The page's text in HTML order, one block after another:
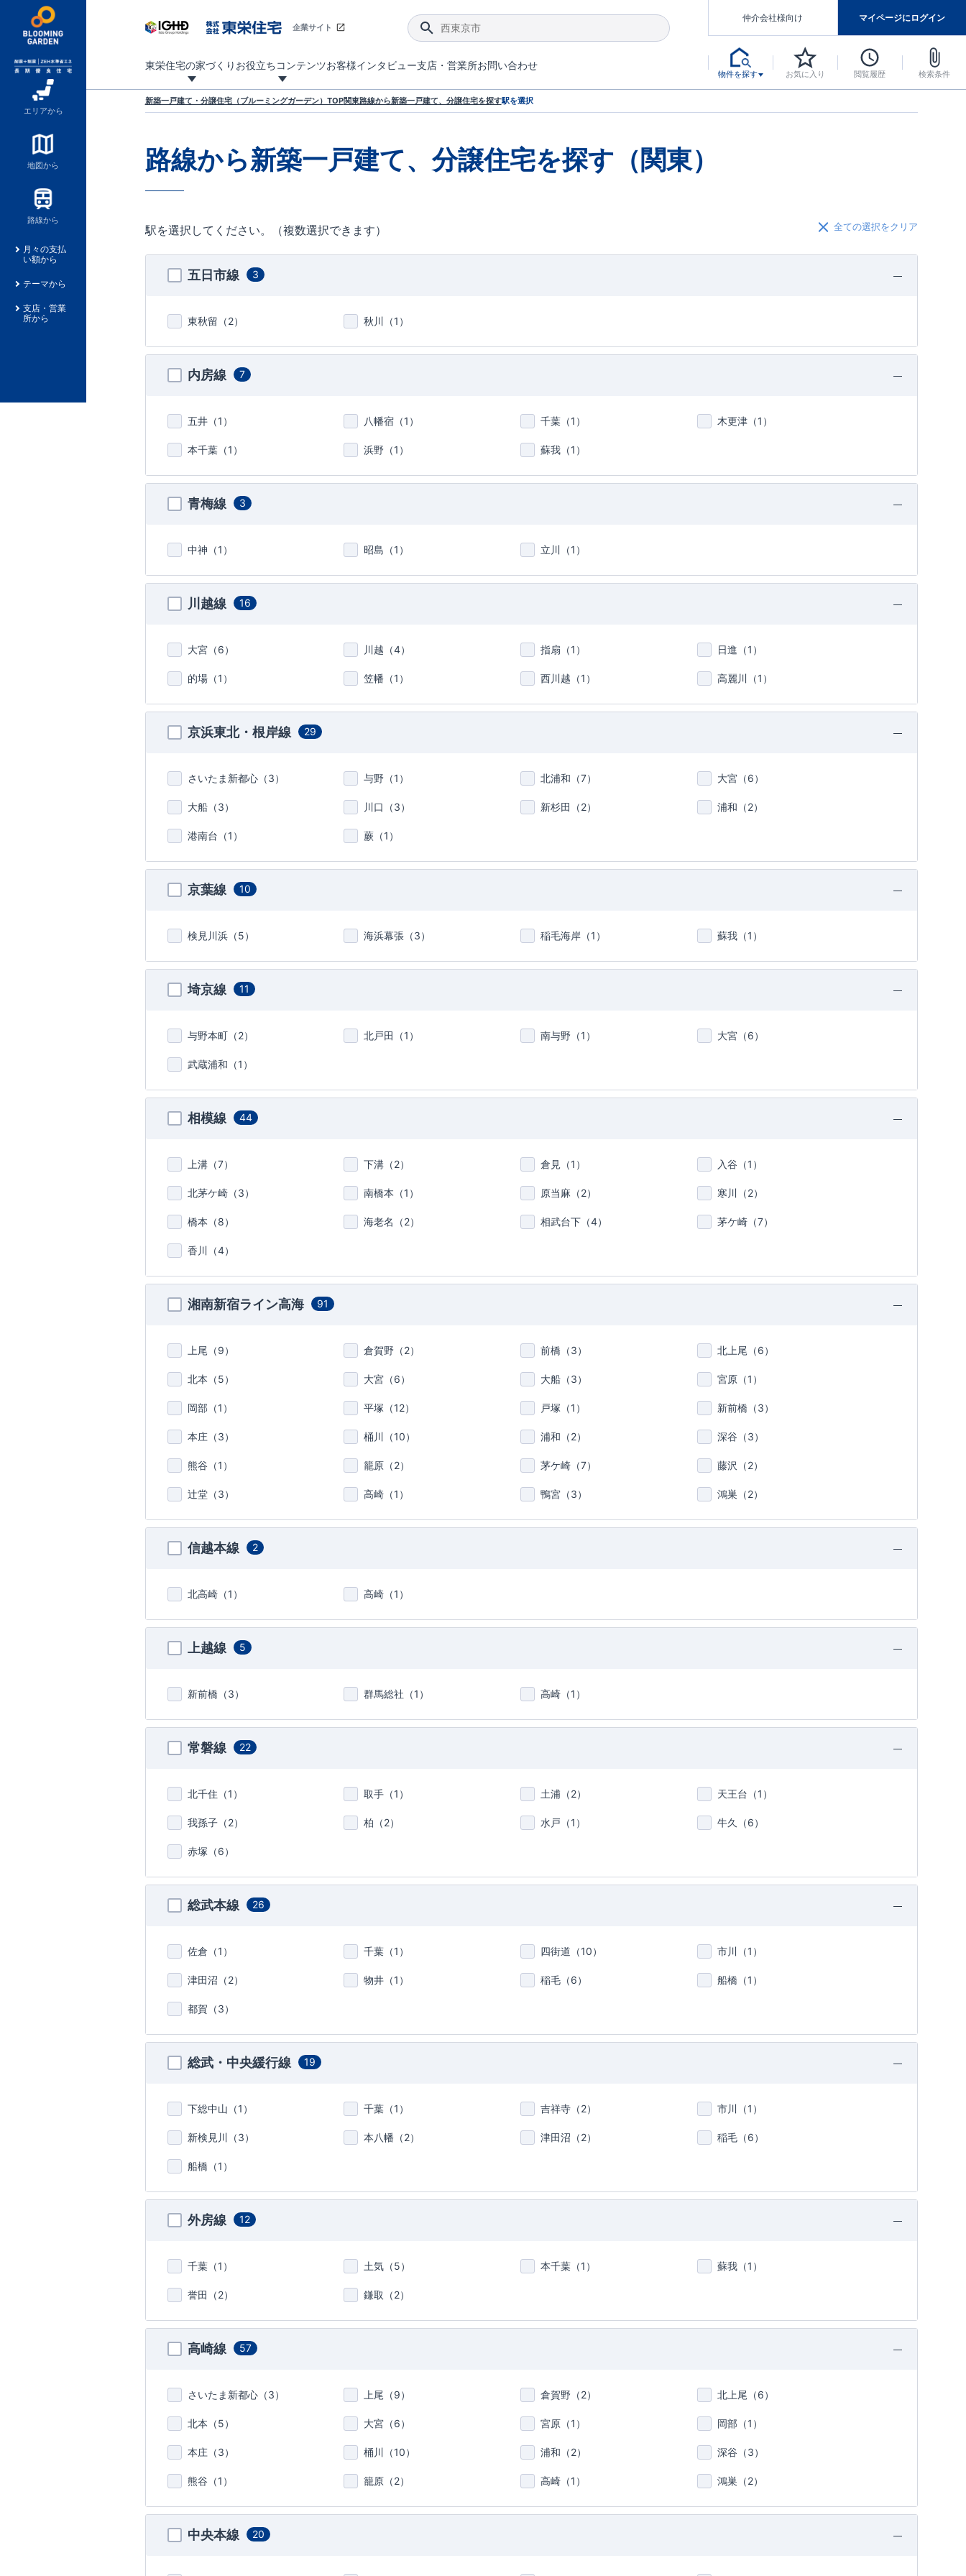
エリアから
地図から
路線から
月々の支払
い額から
テーマから
支店・営業
所から
企業サイト
東栄住宅の家づくり お役立ちコンテンツお客様インタビュー支店・営業所お問い合わせ
仲介会社様向け マイページにログイン
物件を探す お気に入り 閲覧履歴 検索条件
新築一戸建て・分譲住宅（ブルーミングガーデン）TOP関東路線から新築一戸建て、分譲住宅を探す駅を選択
路線から新築一戸建て、分譲住宅を探す（関東）
駅を選択してください。（複数選択できます） 全ての選択をクリア
五日市線 3
東秋留（2） 秋川（1 ）
内房線 7
五井（1 ） 八幡宿（1 ） 千葉（1 ） 木更津（1 ）
本千葉（1 ） 浜野（1 ） 蘇我（1 ）
青梅線 3
中神（1 ） 昭島（1 ） 立川（1 ）
川越線 16
大宮（6） 川越（4） 指扇（1 ） 日進（1 ）
的場（1 ） 笠幡（1 ） 西川越（1 ） 高麗川（1 ）
京浜東北・根岸線 29
さいたま新都心（3） 与野（1 ） 北浦和（7） 大宮（6）
大船（3） 川口（3） 新杉田（2） 浦和（2）
港南台（1 ） 蕨（1 ）
京葉線 10
検見川浜（5） 海浜幕張（3） 稲毛海岸（1 ） 蘇我（1 ）
埼京線 11
与野本町（2） 北戸田（1 ） 南与野（1 ） 大宮（6）
武蔵浦和（1 ）
相模線 44
上溝（7） 下溝（2） 倉見（1 ） 入谷（1 ）
北茅ケ崎（3） 南橋本（1 ） 原当麻（2） 寒川（2）
橋本（8） 海老名（2） 相武台下（4） 茅ケ崎（7）
香川（4）
湘南新宿ライン高海 91
上尾（9） 倉賀野（2） 前橋（3） 北上尾（6）
北本（5） 大宮（6） 大船（3） 宮原（1 ）
岡部（1 ） 平塚（12） 戸塚（1 ） 新前橋（3）
本庄（3） 桶川（10） 浦和（2） 深谷（3）
熊谷（1 ） 籠原（2） 茅ケ崎（7） 藤沢（2）
辻堂（3） 高崎（1 ） 鴨宮（3） 鴻巣（2）
信越本線 2
北高崎（1 ） 高崎（1 ）
上越線 5
新前橋（3） 群馬総社（1 ） 高崎（1 ）
常磐線 22
北千住（1 ） 取手（1 ） 土浦（2） 天王台（1 ）
我孫子（2） 柏（2） 水戸（1 ） 牛久（6）
赤塚（6）
総武本線 26
佐倉（1 ） 千葉（1 ） 四街道（10） 市川（1 ）
津田沼（2） 物井（1 ） 稲毛（6） 船橋（1 ）
都賀（3）
総武・中央緩行線 19
下総中山（1 ） 千葉（1 ） 吉祥寺（2） 市川（1 ）
新検見川（3） 本八幡（2） 津田沼（2） 稲毛（6）
船橋（1 ）
外房線 12
千葉（1 ） 土気（5） 本千葉（1 ） 蘇我（1 ）
誉田（2） 鎌取（2）
高崎線 57
さいたま新都心（3） 上尾（9） 倉賀野（2） 北上尾（6）
北本（5） 大宮（6） 宮原（1 ） 岡部（1 ）
本庄（3） 桶川（10） 浦和（2） 深谷（3）
熊谷（1 ） 籠原（2） 高崎（1 ） 鴻巣（2）
中央本線 20